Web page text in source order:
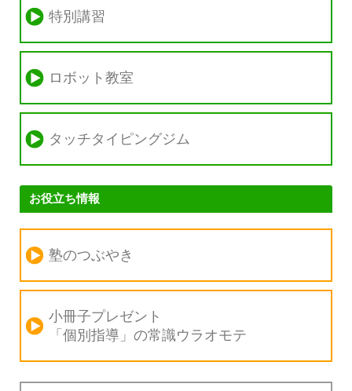
特別講習
ロボット教室
タッチタイピングジム
お役立ち情報
塾のつぶやき
小冊子プレゼント
「個別指導」の常識ウラオモテ